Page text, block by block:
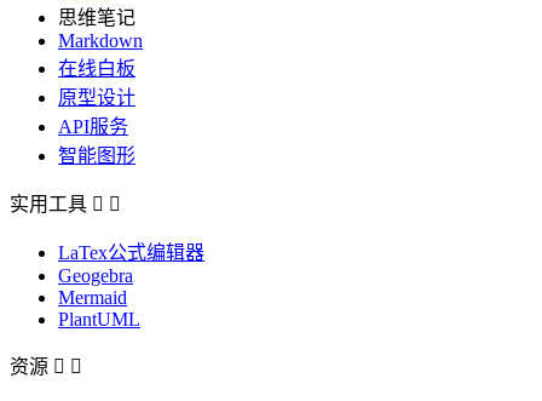
思维笔记
Markdown
在线白板
原型设计
API服务
智能图形
实用工具  
LaTex公式编辑器
Geogebra
Mermaid
PlantUML
资源  